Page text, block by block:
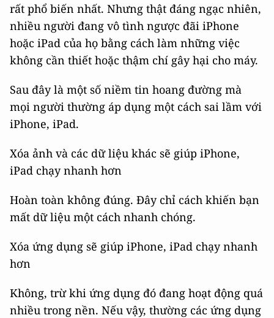
rất phổ biến nhất. Nhưng thật đáng ngạc nhiên,
nhiều người đang vô tình ngược đãi iPhone
hoặc iPad của họ bằng cách làm những việc
không cần thiết hoặc thậm chí gây hại cho máy.
Sau đây là một số niềm tin hoang đường mà
mọi người thường áp dụng một cách sai lầm với
iPhone, iPad.
Xóa ảnh và các dữ liệu khác sẽ giúp iPhone,
iPad chạy nhanh hơn
Hoàn toàn không đúng. Đây chỉ cách khiến bạn
mất dữ liệu một cách nhanh chóng.
Xóa ứng dụng sẽ giúp iPhone, iPad chạy nhanh
hơn
Không, trừ khi ứng dụng đó đang hoạt động quá
nhiều trong nền. Nếu vậy, thường các ứng dụng